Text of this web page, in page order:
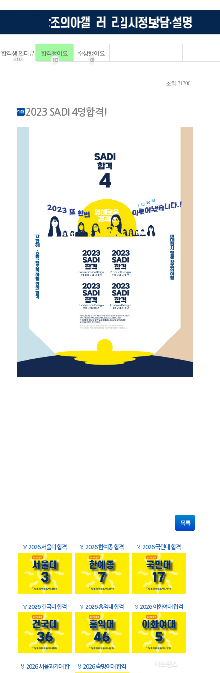
합격생 인터뷰
4114
합격했어요
183
수상했어요
68
ㆍ조회: 31306
2023 SADI 4명합격!
목록
🏅 2026 서울대 합격 🏅 2026 한예종 합격 🏅 2026 국민대 합격
🏅 2026 건국대 합격 🏅 2026 홍익대 합격 🏅 2026 이화여대 합격
🏅 2026 서울과기대 합
🏅 2026 숙명여대 합격